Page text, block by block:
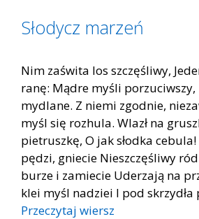
Słodycz marzeń
Nim zaświta los szczęśliwy,
ranę: Mądre myśli porzuciwszy,
mydlane. Z niemi zgodnie,
myśl się rozhula. Wlazł na
pietruszkę, O jak słodka
pędzi, gniecie Nieszczęśliwy
burze i zamiecie Uderzają na
klei myśl nadziei I pod skrzydła
Przeczytaj wiersz